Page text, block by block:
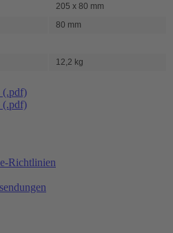
205 x 80 mm
80 mm
12,2 kg
(.pdf)
(.pdf)
Richtlinien